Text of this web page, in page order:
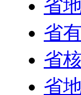
省
省
省
省